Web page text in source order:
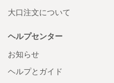
大口注文について
ヘルプセンター
お知らせ
ヘルプとガイド